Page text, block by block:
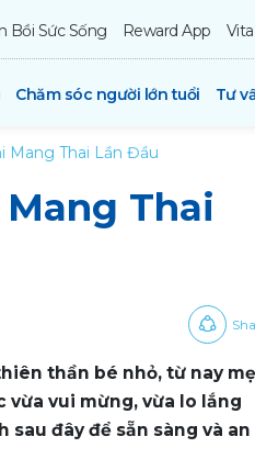
Bồi Sức Sống Reward App
Chăm sóc người lớn tuổi Tư
Mang Thai Lần Đầu
Thai
thần bé nhỏ, từ nay mẹ
vừa vui mừng, vừa lo lắng
đây để sẵn sàng và an